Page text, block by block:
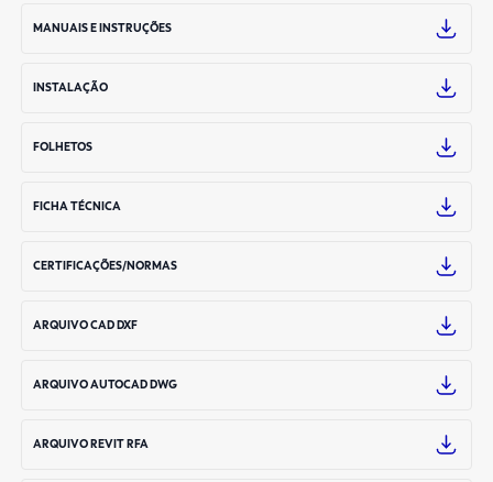
MANUAIS E INSTRUÇÕES
INSTALAÇÃO
FOLHETOS
FICHA TÉCNICA
CERTIFICAÇÕES/NORMAS
ARQUIVO CAD DXF
ARQUIVO AUTOCAD DWG
ARQUIVO REVIT RFA